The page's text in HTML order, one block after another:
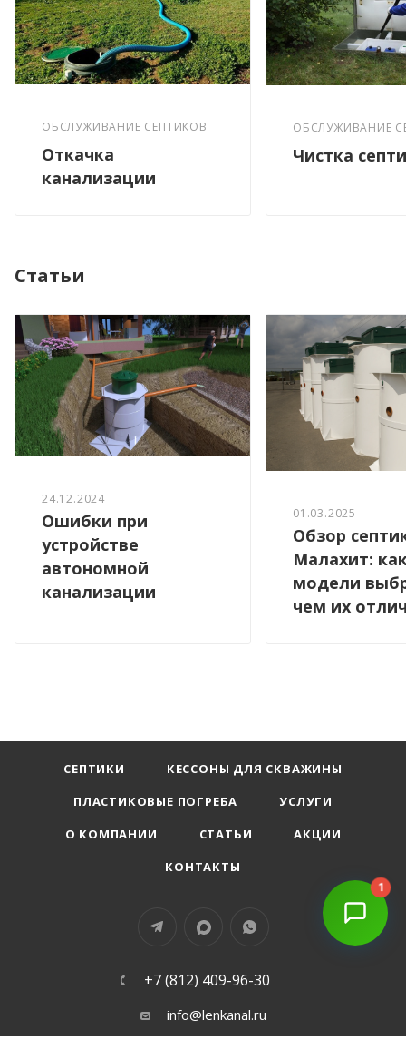
ОБСЛУЖИВАНИЕ СЕПТИКОВ
Откачка
канализации
ОБСЛУЖИВАНИЕ
Чистка
Статьи
24.12.2024
Ошибки при
устройстве
автономной
канализации
01.03.2025
Обзор
Малахит:
модели
чем их
СЕПТИКИ
КЕССОНЫ ДЛЯ СКВАЖИНЫ
ПЛАСТИКОВЫЕ ПОГРЕБА
УСЛУГИ
О КОМПАНИИ
СТАТЬИ
АКЦИИ
КОНТАКТЫ
+7 (812) 409-96-30
info@lenkanal.ru
1